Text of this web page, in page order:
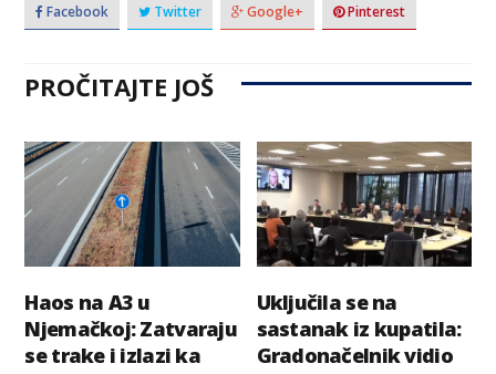
Facebook Twitter Google+ Pinterest
PROČITAJTE JOŠ
Haos na A3 u
Njemačkoj: Zatvaraju
se trake i izlazi ka
Uključila se na
sastanak iz kupatila:
Gradonačelnik vidio